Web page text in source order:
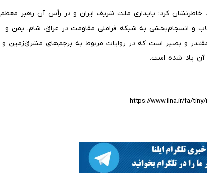
خاطرنشان کرد: پایداری ملت شریف ایران و در رأس آن رهبر معظم
و انسجام‌بخشی به شبکه فراملی مقاومت در عراق، شام، یمن و
مقتدر و بصیر است که در روایات مربوط به پرچم‌های مشرق‌زمین و
آن یاد شده است.